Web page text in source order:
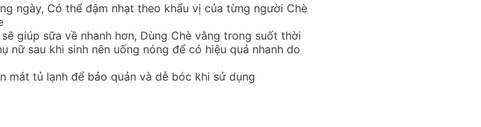
ngày, Có thể đậm nhạt theo khẩu vị của từng người Chè
giúp sữa về nhanh hơn, Dùng Chè vằng trong suốt thời
nữ sau khi sinh nên uống nóng để có hiệu quả nhanh do
mát tủ lạnh để bảo quản và dễ bóc khi sử dụng